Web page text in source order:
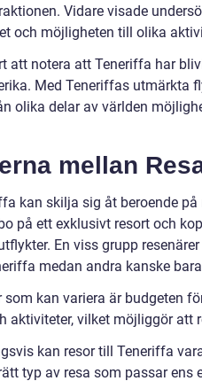
Vidare visade
och möjligheten till olika
att notera att Teneriffa har
Med Teneriffas utmärkta
olika delar av världen
mellan
kan skilja sig åt beroende
på ett exklusivt resort och
En viss grupp
medan andra kanske
som kan variera är budgeten
aktiviteter, vilket möjliggör att
kan resor till Teneriffa
typ av resa som passar ens